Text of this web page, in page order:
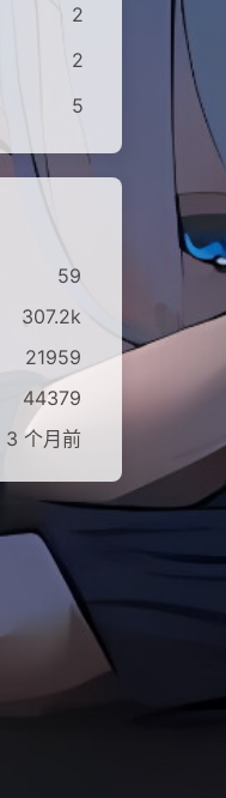
2
2
5
59
307.2k
21959
44379
3 个月前